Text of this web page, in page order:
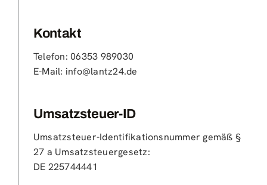
Kontakt
Telefon: 06353 989030
E-Mail: info@lantz24.de
Umsatzsteuer-ID
Umsatzsteuer-Identifikationsnummer gemäß §
27 a Umsatzsteuergesetz:
DE 225744441